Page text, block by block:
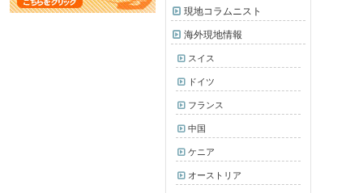
現地コラムニスト
海外現地情報
スイス
ドイツ
フランス
中国
ケニア
オーストリア